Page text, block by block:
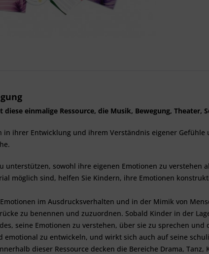
einmalige Ressource, die Musik, Bewegung,
ihrer Entwicklung und ihrem Verständnis eigener
unterstützen, sowohl ihre eigenen Emotionen zu verstehen
möglich sind, helfen Sie Kindern, ihre Emotionen
im Ausdrucksverhalten und in der Mimik von
zu benennen und zuzuordnen. Sobald Kinder in der
seine Emotionen zu verstehen, über sie zu sprechen
zu entwickeln, und wirkt sich auch auf seine
dieser Ressource decken die Bereiche Drama,